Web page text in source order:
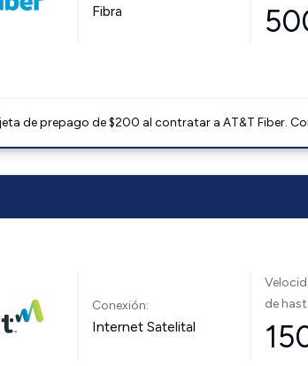
Fibra
de prepago de $200 al contratar a AT&T Fiber.
Conexión:
Internet Satelital
de